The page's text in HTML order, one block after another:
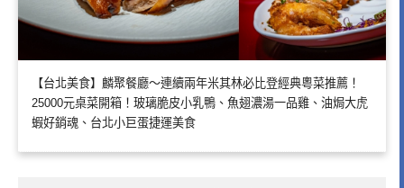
【台北美食】麟聚餐廳～連續兩年米其林必比登經典粵菜推薦！
25000元桌菜開箱！玻璃脆皮小乳鴨、魚翅濃湯一品雞、油焗大虎
蝦好銷魂、台北小巨蛋捷運美食